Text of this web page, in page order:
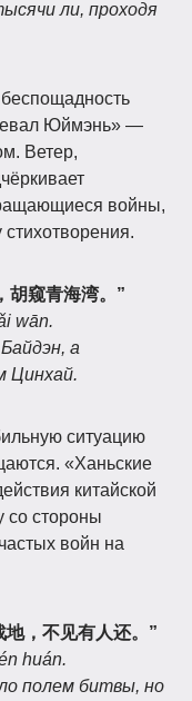
ли, проходя
Юймэнь» —
Ветер,
войны,
胡窥青海湾。”
wān.
а
Цинхай.
ситуацию
«Ханьские
китайской
со стороны
войн на
，不见有人还。”
huán.
полем битвы, но